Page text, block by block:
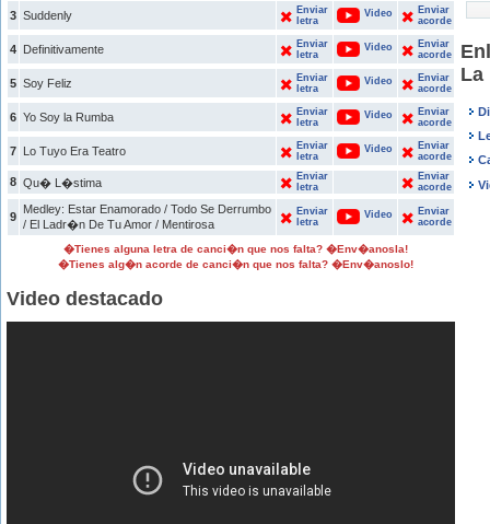
3 Suddenly
Enviar
letra
Video
Enviar
acorde
4 Definitivamente
Enviar
letra
Video
Enviar
acorde
5 Soy Feliz
Enviar
letra
Video
Enviar
acorde
6 Yo Soy la Rumba
Enviar
letra
Video
Enviar
acorde
7 Lo Tuyo Era Teatro
Enviar
letra
Video
Enviar
acorde
8 Qu� L�stima
Enviar
letra
Enviar
acorde
9
Medley: Estar Enamorado / Todo Se Derrumbo
/ El Ladr�n De Tu Amor / Mentirosa
Enviar
letra
Video
Enviar
acorde
�Tienes alguna letra de canci�n que nos falta? �Env�anosla!
�Tienes alg�n acorde de canci�n que nos falta? �Env�anoslo!
Video destacado
La